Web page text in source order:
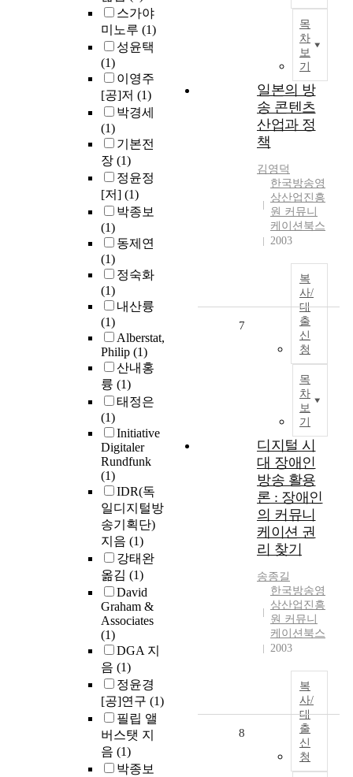
스가야
미노루 (1)
성윤택
(1)
이영주
[공]저 (1)
박경세
(1)
기본전
장 (1)
정윤정
[저] (1)
박종보
(1)
동제연
(1)
정숙화
(1)
내산륭
(1)
Alberstat,
Philip (1)
산내홍
륭 (1)
태정은
(1)
Initiative
Digitaler
Rundfunk
(1)
IDR(독
일디지털방
송기획단)
지음 (1)
강태완
옮김 (1)
David
Graham &
Associates
(1)
DGA 지
음 (1)
정윤경
[공]연구 (1)
필립 앨
버스탯 지
음 (1)
박종보
목
차
보
기
일본의 방
송 콘텐츠
산업과 정
책
김영덕
한국방송영
상산업진흥
원 커뮤니
케이션북스
2003
복
사/
대
출
신
청
목
차
보
기
7
디지털 시
대 장애인
방송 활용
론 : 장애인
의 커뮤니
케이션 권
리 찾기
송종길
한국방송영
상산업진흥
원 커뮤니
케이션북스
2003
복
사/
대
출
신
청
8